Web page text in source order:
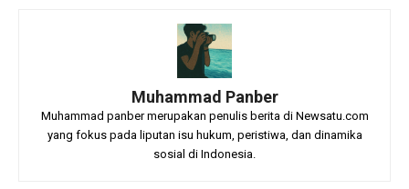
Muhammad Panber
Muhammad panber merupakan penulis berita di Newsatu.com
yang fokus pada liputan isu hukum, peristiwa, dan dinamika
sosial di Indonesia.